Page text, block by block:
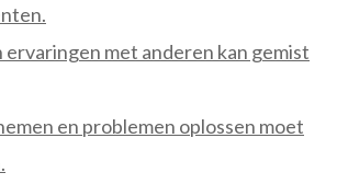
ervaringen met anderen kan gemist
en problemen oplossen moet